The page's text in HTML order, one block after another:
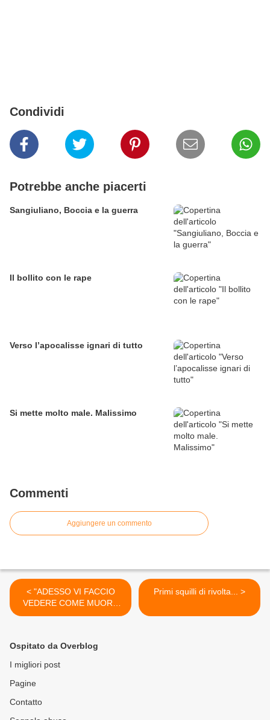
Condividi
Potrebbe anche piacerti
Sangiuliano, Boccia e la guerra
Il bollito con le rape
Verso l’apocalisse ignari di tutto
Si mette molto male. Malissimo
Commenti
Aggiungere un commento
< "ADESSO VI FACCIO
VEDERE COME MUORE
UN ITALIANO"... le ultime
Primi squilli di rivolta... >
Ospitato da Overblog
I migliori post
Pagine
Contatto